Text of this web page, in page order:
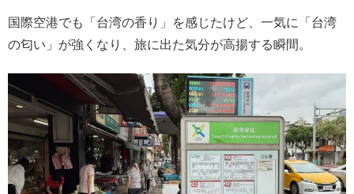
国際空港でも「台湾の香り」を感じたけど、一気に「台湾
の匂い」が強くなり、旅に出た気分が高揚する瞬間。